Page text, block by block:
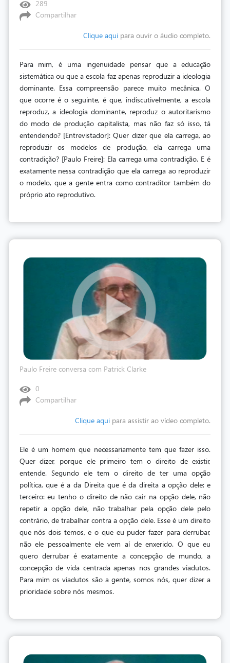
289
Compartilhar
Clique aqui para ouvir o áudio completo.
Para mim, é uma ingenuidade pensar que a educação
sistemática ou que a escola faz apenas reproduzir a ideologia
dominante. Essa compreensão parece muito mecânica. O
que ocorre é o seguinte, é que, indiscutivelmente, a escola
reproduz, a ideologia dominante, reproduz o autoritarismo
do modo de produção capitalista, mas não faz só isso, tá
entendendo? [Entrevistador]: Quer dizer que ela carrega, ao
reproduzir os modelos de produção, ela carrega uma
contradição? [Paulo Freire]: Ela carrega uma contradição. E é
exatamente nessa contradição que ela carrega ao reproduzir
o modelo, que a gente entra como contraditor também do
próprio ato reprodutivo.
Paulo Freire conversa com Patrick Clarke
0
Compartilhar
Clique aqui para assistir ao vídeo completo.
Ele é um homem que necessariamente tem que fazer isso.
Quer dizer, porque ele primeiro tem o direito de existir,
entende. Segundo ele tem o direito de ter uma opção
política, que é a da Direita que é da direita a opção dele; e
terceiro: eu tenho o direito de não cair na opção dele, não
repetir a opção dele, não trabalhar pela opção dele pelo
contrário, de trabalhar contra a opção dele. Esse é um direito
que nós dois temos, e o que eu puder fazer para derrubar,
não ele pessoalmente ele vem aí de enxerido. O que eu
quero derrubar é exatamente a concepção de mundo, a
concepção de vida centrada apenas nos grandes viadutos.
Para mim os viadutos são a gente, somos nós, quer dizer a
prioridade sobre nós mesmos.